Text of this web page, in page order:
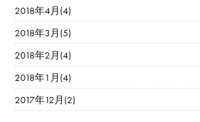
2018年4月(4)
2018年3月(5)
2018年2月(4)
2018年1月(4)
2017年12月(2)